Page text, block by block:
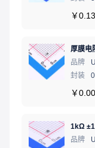
￥
厚膜电
品牌
封装
￥
1kΩ
品牌